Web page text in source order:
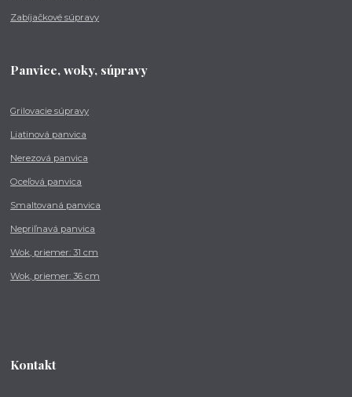
Zabíjačkové súpravy
Panvice, woky, súpravy
Grilovacie súpravy
Liatinová panvica
Nerezová panvica
Oceľová panvica
Smaltovaná panvica
Nepriľnavá panvica
Wok, priemer: 31 cm
Wok, priemer: 36 cm
Kontakt